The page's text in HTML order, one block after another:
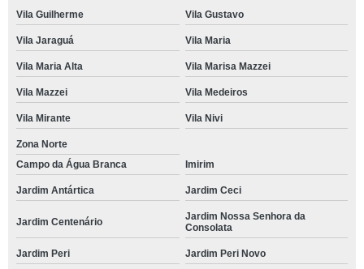
Vila Guilherme Vila Gustavo
Vila Jaraguá Vila Maria
Vila Maria Alta Vila Marisa Mazzei
Vila Mazzei Vila Medeiros
Vila Mirante Vila Nivi
Zona Norte
Campo da Água Branca
Imirim
Jardim Antártica Jardim Ceci
Jardim Centenário
Jardim Nossa Senhora da
Consolata
Jardim Peri Jardim Peri Novo